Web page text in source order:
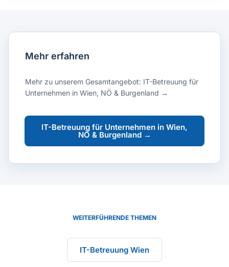
Mehr erfahren
Mehr zu unserem Gesamtangebot: IT-Betreuung für
Unternehmen in Wien, NÖ & Burgenland →
IT-Betreuung für Unternehmen in Wien,
NÖ & Burgenland →
WEITERFÜHRENDE THEMEN
IT-Betreuung Wien